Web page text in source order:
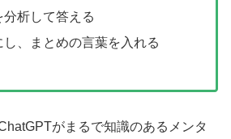
析して答える
し、まとめの言葉を入れる
がまるで知識のあるメンタ